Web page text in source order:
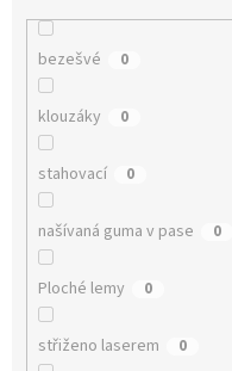
bezešvé 0
klouzáky 0
stahovací 0
našívaná guma v pase 0
Ploché lemy 0
střiženo laserem 0